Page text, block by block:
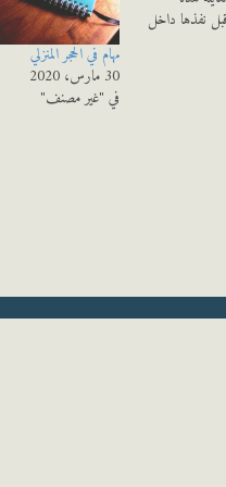
نفذها داخل
نفسي محاطا
مهام في الحجر المنزلي
30 مارس، 2020
في "غير مصنف"